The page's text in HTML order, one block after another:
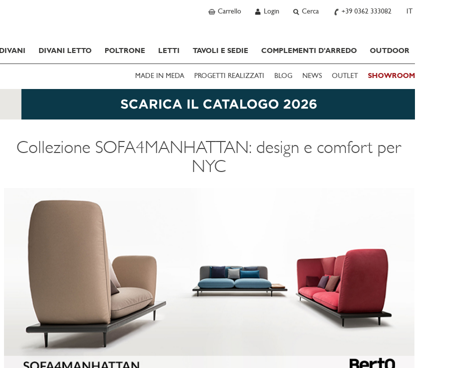
Carrello Login Cerca +39 0362 333082 IT
DIVANI DIVANI LETTO POLTRONE LETTI TAVOLI E SEDIE COMPLEMENTI D'ARREDO OUTDOOR
MADE IN MEDA PROGETTI REALIZZATI BLOG NEWS OUTLET SHOWROOM
Collezione SOFA4MANHATTAN: design e comfort per
NYC